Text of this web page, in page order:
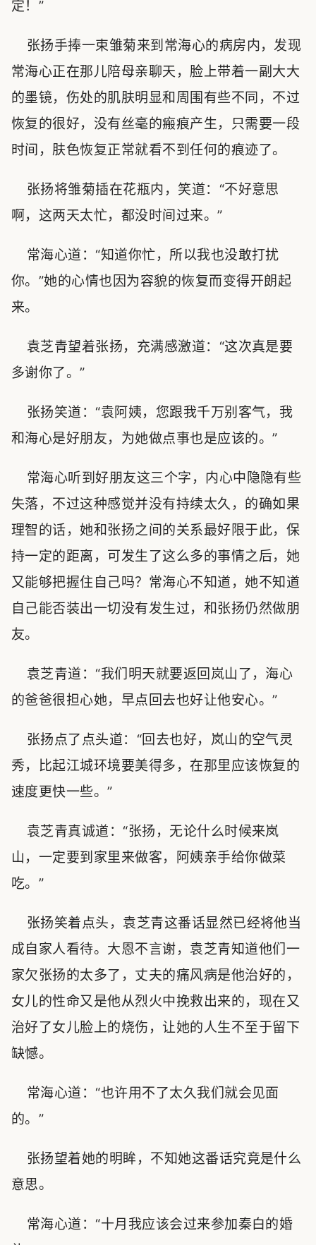
定！”
张扬手捧一束雏菊来到常海心的病房内，发现
常海心正在那儿陪母亲聊天，脸上带着一副大大
的墨镜，伤处的肌肤明显和周围有些不同，不过
恢复的很好，没有丝毫的瘢痕产生，只需要一段
时间，肤色恢复正常就看不到任何的痕迹了。
张扬将雏菊插在花瓶内，笑道：“不好意思
啊，这两天太忙，都没时间过来。”
常海心道：“知道你忙，所以我也没敢打扰
你。”她的心情也因为容貌的恢复而变得开朗起
来。
袁芝青望着张扬，充满感激道：“这次真是要
多谢你了。”
张扬笑道：“袁阿姨，您跟我千万别客气，我
和海心是好朋友，为她做点事也是应该的。”
常海心听到好朋友这三个字，内心中隐隐有些
失落，不过这种感觉并没有持续太久，的确如果
理智的话，她和张扬之间的关系最好限于此，保
持一定的距离，可发生了这么多的事情之后，她
又能够把握住自己吗？常海心不知道，她不知道
自己能否装出一切没有发生过，和张扬仍然做朋
友。
袁芝青道：“我们明天就要返回岚山了，海心
的爸爸很担心她，早点回去也好让他安心。”
张扬点了点头道：“回去也好，岚山的空气灵
秀，比起江城环境要美得多，在那里应该恢复的
速度更快一些。”
袁芝青真诚道：“张扬，无论什么时候来岚
山，一定要到家里来做客，阿姨亲手给你做菜
吃。”
张扬笑着点头，袁芝青这番话显然已经将他当
成自家人看待。大恩不言谢，袁芝青知道他们一
家欠张扬的太多了，丈夫的痛风病是他治好的，
女儿的性命又是他从烈火中挽救出来的，现在又
治好了女儿脸上的烧伤，让她的人生不至于留下
缺憾。
常海心道：“也许用不了太久我们就会见面
的。”
张扬望着她的明眸，不知她这番话究竟是什么
意思。
常海心道：“十月我应该会过来参加秦白的婚